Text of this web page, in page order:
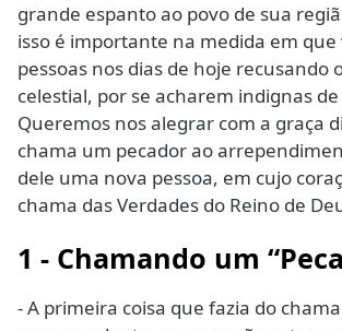
grande espanto ao povo de sua
isso é importante na medida em que
pessoas nos dias de hoje recusando
celestial, por se acharem indignas
Queremos nos alegrar com a graça
chama um pecador ao
dele uma nova pessoa, em cujo
chama das Verdades do Reino de
1 - Chamando um
- A primeira coisa que fazia do